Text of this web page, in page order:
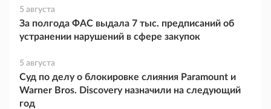
5 августа
За полгода ФАС выдала 7 тыс. предписаний об
устранении нарушений в сфере закупок
5 августа
Суд по делу о блокировке слияния Paramount и
Warner Bros. Discovery назначили на следующий
год